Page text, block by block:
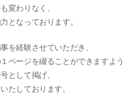
変わりなく、
となっております。
を経験させていただき、
ページを綴ることができますよう
として掲げ、
たしております。